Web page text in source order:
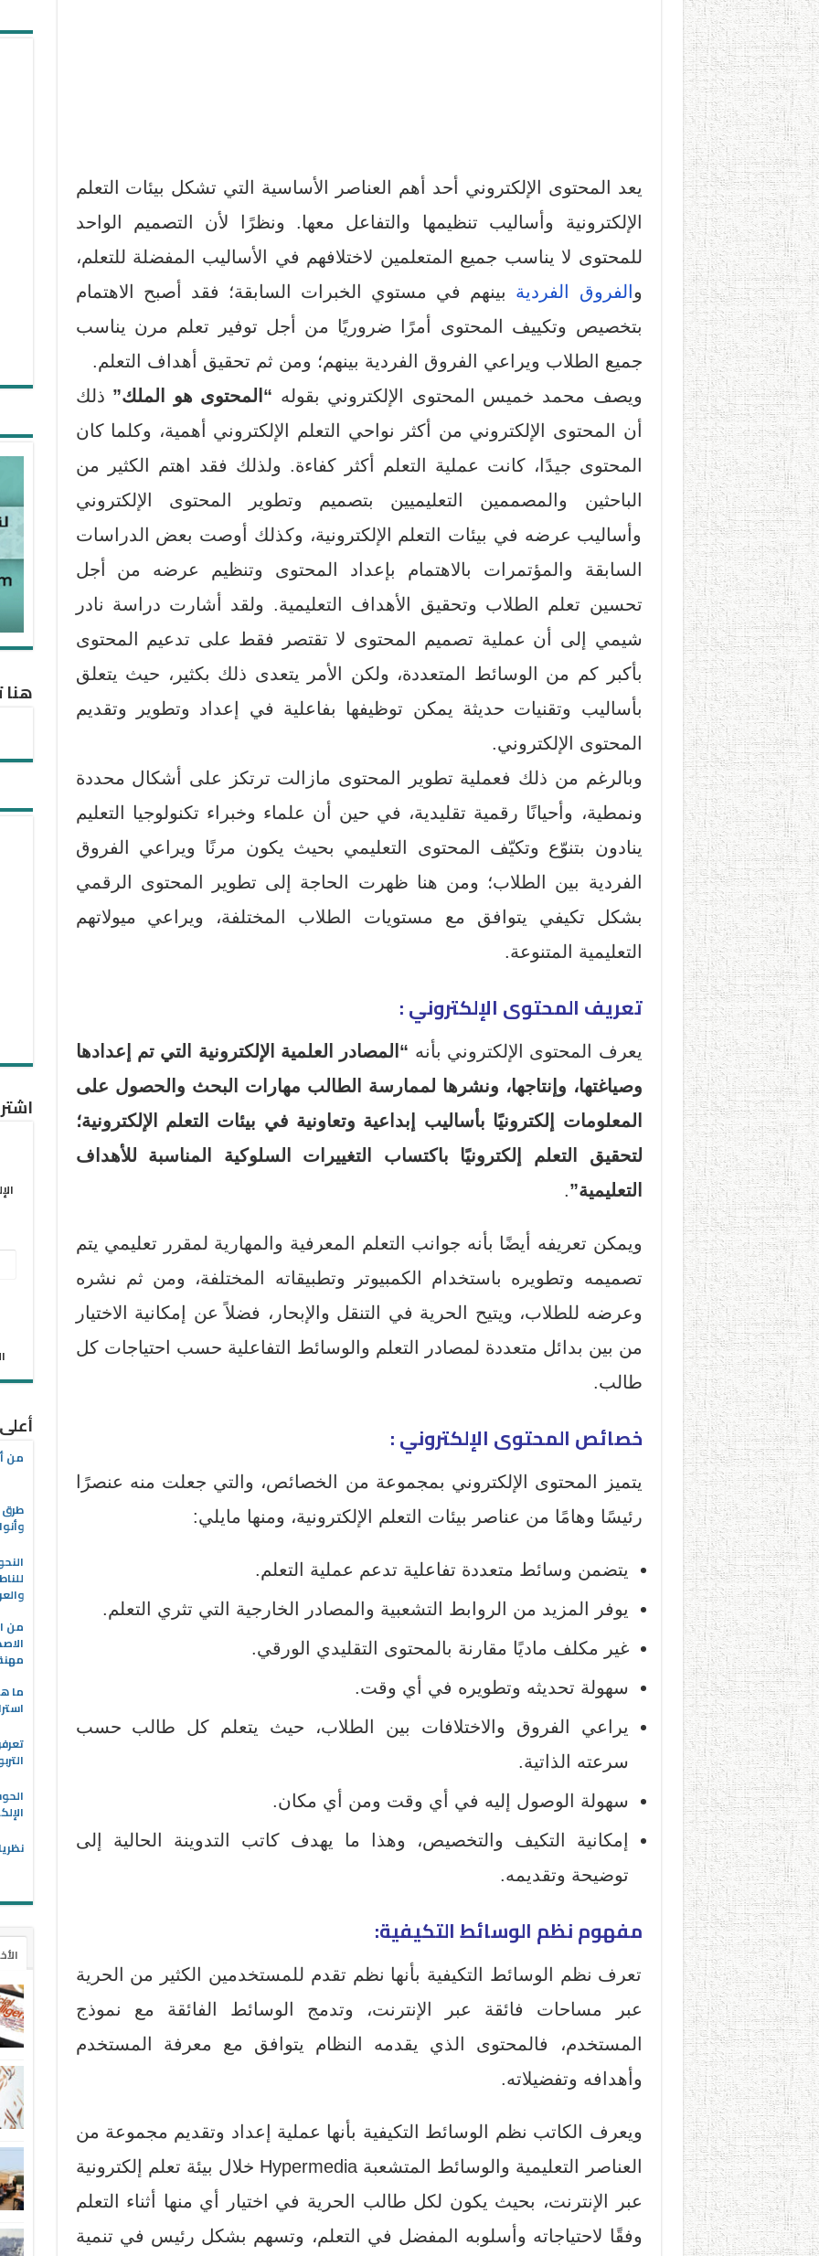
يعد المحتوى الإلكتروني أحد أهم العناصر الأساسية التي تشكل بيئات التعلم
الإلكترونية وأساليب تنظيمها والتفاعل معها. ونظرًا لأن التصميم الواحد
للمحتوى لا يناسب جميع المتعلمين لاختلافهم في الأساليب المفضلة للتعلم،
و الفروق الفردية بينهم في مستوي الخبرات السابقة؛ فقد أصبح الاهتمام
بتخصيص وتكييف المحتوى أمرًا ضروريًا من أجل توفير تعلم مرن يناسب
جميع الطلاب ويراعي الفروق الفردية بينهم؛ ومن ثم تحقيق أهداف التعلم.
ويصف محمد خميس المحتوى الإلكتروني بقوله “المحتوى هو الملك” ذلك
أن المحتوى الإلكتروني من أكثر نواحي التعلم الإلكتروني أهمية، وكلما كان
المحتوى جيدًا، كانت عملية التعلم أكثر كفاءة. ولذلك فقد اهتم الكثير من
الباحثين والمصممين التعليميين بتصميم وتطوير المحتوى الإلكتروني
وأساليب عرضه في بيئات التعلم الإلكترونية، وكذلك أوصت بعض الدراسات
السابقة والمؤتمرات بالاهتمام بإعداد المحتوى وتنظيم عرضه من أجل
تحسين تعلم الطلاب وتحقيق الأهداف التعليمية. ولقد أشارت دراسة نادر
شيمي إلى أن عملية تصميم المحتوى لا تقتصر فقط على تدعيم المحتوى
بأكبر كم من الوسائط المتعددة، ولكن الأمر يتعدى ذلك بكثير، حيث يتعلق
بأساليب وتقنيات حديثة يمكن توظيفها بفاعلية في إعداد وتطوير وتقديم
المحتوى الإلكتروني.
وبالرغم من ذلك فعملية تطوير المحتوى مازالت ترتكز على أشكال محددة
ونمطية، وأحيانًا رقمية تقليدية، في حين أن علماء وخبراء تكنولوجيا التعليم
ينادون بتنوّع وتكيّف المحتوى التعليمي بحيث يكون مرنًا ويراعي الفروق
الفردية بين الطلاب؛ ومن هنا ظهرت الحاجة إلى تطوير المحتوى الرقمي
بشكل تكيفي يتوافق مع مستويات الطلاب المختلفة، ويراعي ميولاتهم
التعليمية المتنوعة.
تعريف المحتوى الإلكتروني :
يعرف المحتوى الإلكتروني بأنه “المصادر العلمية الإلكترونية التي تم إعدادها
وصياغتها، وإنتاجها، ونشرها لممارسة الطالب مهارات البحث والحصول على
المعلومات إلكترونيًا بأساليب إبداعية وتعاونية في بيئات التعلم الإلكترونية؛
لتحقيق التعلم إلكترونيًا باكتساب التغييرات السلوكية المناسبة للأهداف
التعليمية”.
ويمكن تعريفه أيضًا بأنه جوانب التعلم المعرفية والمهارية لمقرر تعليمي يتم
تصميمه وتطويره باستخدام الكمبيوتر وتطبيقاته المختلفة، ومن ثم نشره
وعرضه للطلاب، ويتيح الحرية في التنقل والإبحار، فضلاً عن إمكانية الاختيار
من بين بدائل متعددة لمصادر التعلم والوسائط التفاعلية حسب احتياجات كل
طالب.
خصائص المحتوى الإلكتروني :
يتميز المحتوى الإلكتروني بمجموعة من الخصائص، والتي جعلت منه عنصرًا
رئيسًا وهامًا من عناصر بيئات التعلم الإلكترونية، ومنها مايلي:
يتضمن وسائط متعددة تفاعلية تدعم عملية التعلم.
يوفر المزيد من الروابط التشعبية والمصادر الخارجية التي تثري التعلم.
غير مكلف ماديًا مقارنة بالمحتوى التقليدي الورقي.
سهولة تحديثه وتطويره في أي وقت.
يراعي الفروق والاختلافات بين الطلاب، حيث يتعلم كل طالب حسب
سرعته الذاتية.
سهولة الوصول إليه في أي وقت ومن أي مكان.
إمكانية التكيف والتخصيص، وهذا ما يهدف كاتب التدوينة الحالية إلى
توضيحة وتقديمه.
مفهوم نظم الوسائط التكيفية:
تعرف نظم الوسائط التكيفية بأنها نظم تقدم للمستخدمين الكثير من الحرية
عبر مساحات فائقة عبر الإنترنت، وتدمج الوسائط الفائقة مع نموذج
المستخدم، فالمحتوى الذي يقدمه النظام يتوافق مع معرفة المستخدم
وأهدافه وتفضيلاته.
ويعرف الكاتب نظم الوسائط التكيفية بأنها عملية إعداد وتقديم مجموعة من
العناصر التعليمية والوسائط المتشعبة Hypermedia خلال بيئة تعلم إلكترونية
عبر الإنترنت، بحيث يكون لكل طالب الحرية في اختيار أي منها أثناء التعلم
وفقًا لاحتياجاته وأسلوبه المفضل في التعلم، وتسهم بشكل رئيس في تنمية
هنا
من
طرق
من
ما